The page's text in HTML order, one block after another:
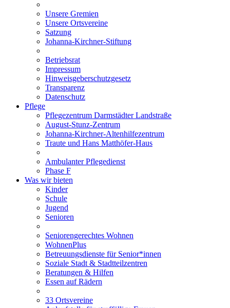
Unsere Gremien
Unsere Ortsvereine
Satzung
Johanna-Kirchner-Stiftung
Betriebsrat
Impressum
Hinweisgeberschutzgesetz
Transparenz
Datenschutz
Pflege
Pflegezentrum Darmstädter Landstraße
August-Stunz-Zentrum
Johanna-Kirchner-Altenhilfezentrum
Traute und Hans Matthöfer-Haus
Ambulanter Pflegedienst
Phase F
Was wir bieten
Kinder
Schule
Jugend
Senioren
Seniorengerechtes Wohnen
WohnenPlus
Betreuungsdienste für Senior*innen
Soziale Stadt & Stadtteilzentren
Beratungen & Hilfen
Essen auf Rädern
33 Ortsvereine